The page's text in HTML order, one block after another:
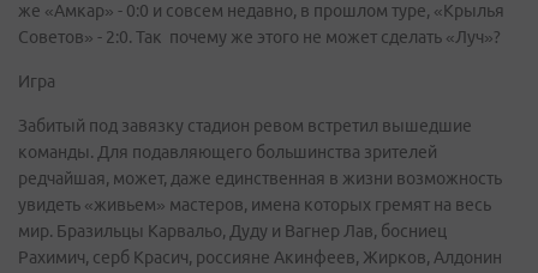
же «Амкар» - 0:0 и совсем недавно, в прошлом туре, «Крылья
Советов» - 2:0. Так почему же этого не может сделать «Луч»?
Игра
Забитый под завязку стадион ревом встретил вышедшие
команды. Для подавляющего большинства зрителей
редчайшая, может, даже единственная в жизни возможность
увидеть «живьем» мастеров, имена которых гремят на весь
мир. Бразильцы Карвальо, Дуду и Вагнер Лав, босниец
Рахимич, серб Красич, россияне Акинфеев, Жирков, Алдонин